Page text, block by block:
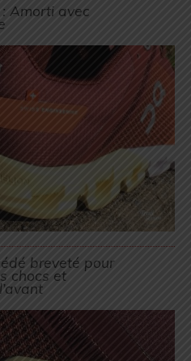
: Amorti avec
breveté pour
chocs et